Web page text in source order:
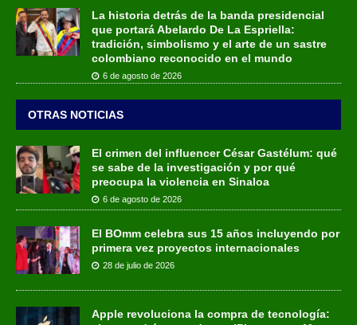
La historia detrás de la banda presidencial
que portará Abelardo De La Espriella:
tradición, simbolismo y el arte de un sastre
colombiano reconocido en el mundo
6 de agosto de 2026
OTRAS NOTICIAS
El crimen del influencer César Gastélum: qué
se sabe de la investigación y por qué
preocupa la violencia en Sinaloa
6 de agosto de 2026
El BOmm celebra sus 15 años incluyendo por
primera vez proyectos internacionales
28 de julio de 2026
Apple revoluciona la compra de tecnología: